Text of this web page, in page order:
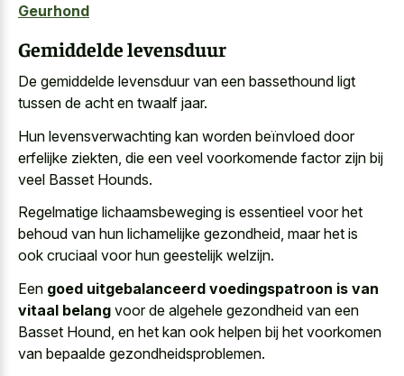
Geurhond
Gemiddelde levensduur
De gemiddelde levensduur van een bassethound ligt
tussen de acht en twaalf jaar.
Hun levensverwachting kan worden beïnvloed door
erfelijke ziekten, die een veel voorkomende factor zijn bij
veel Basset Hounds.
Regelmatige lichaamsbeweging is essentieel voor het
behoud van hun lichamelijke gezondheid, maar het is
ook cruciaal voor hun geestelijk welzijn.
Een goed uitgebalanceerd voedingspatroon is van
vitaal belang voor de algehele gezondheid van een
Basset Hound, en het kan ook helpen bij het voorkomen
van bepaalde gezondheidsproblemen.